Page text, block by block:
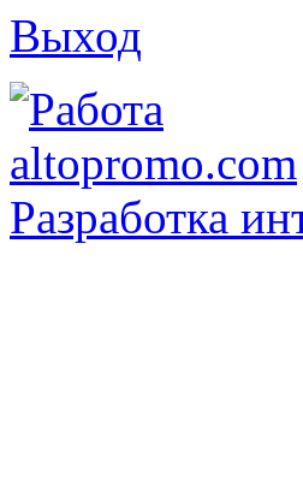
Выход
Разработка